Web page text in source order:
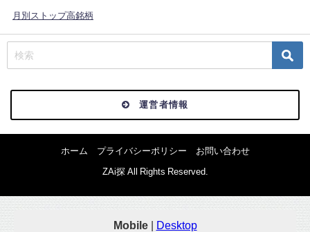
月別ストップ高銘柄
運営者情報
ホーム プライバシーポリシー お問い合わせ
ZAi探 All Rights Reserved.
Mobile| Desktop